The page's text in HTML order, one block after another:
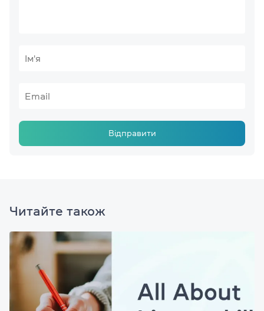
Відправити
Читайте також